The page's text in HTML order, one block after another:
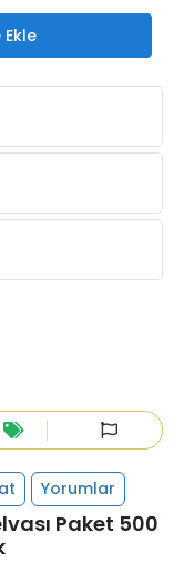
Yorumlar
Paket 500